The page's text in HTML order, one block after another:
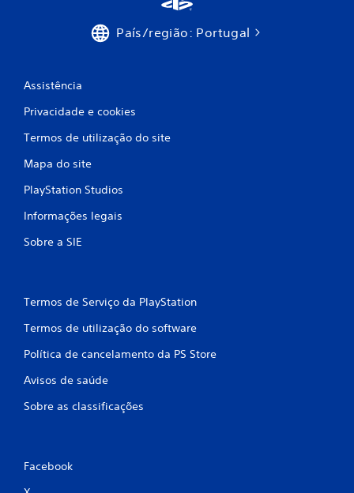
País/região: Portugal
Assistência
Privacidade e cookies
Termos de utilização do site
Mapa do site
PlayStation Studios
Informações legais
Sobre a SIE
Termos de Serviço da PlayStation
Termos de utilização do software
Política de cancelamento da PS Store
Avisos de saúde
Sobre as classificações
Facebook